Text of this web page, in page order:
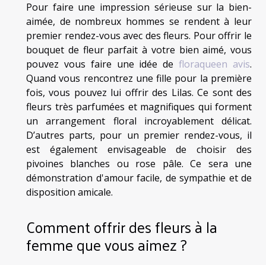
Pour faire une impression sérieuse sur la bien-
aimée, de nombreux hommes se rendent à leur
premier rendez-vous avec des fleurs. Pour offrir le
bouquet de fleur parfait à votre bien aimé, vous
pouvez vous faire une idée defloraqueen avis.
Quand vous rencontrez une fille pour la première
fois, vous pouvez lui offrir des Lilas. Ce sont des
fleurs très parfumées et magnifiques qui forment
un arrangement floral incroyablement délicat.
D’autres parts, pour un premier rendez-vous, il
est également envisageable de choisir des
pivoines blanches ou rose pâle. Ce sera une
démonstration d'amour facile, de sympathie et de
disposition amicale.
Comment offrir des fleurs à la
femme que vous aimez ?